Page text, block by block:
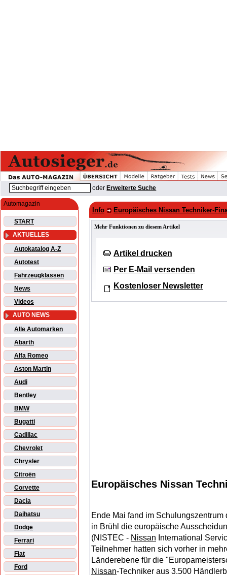
oder Erweiterte Suche
Automagazin
START
AKTUELLES
Autokatalog A-Z
Autotest
Fahrzeugklassen
News
Videos
AUTO NEWS
Alle Automarken
Abarth
Alfa Romeo
Aston Martin
Audi
Bentley
BMW
Bugatti
Cadillac
Chevrolet
Chrysler
Citroën
Corvette
Dacia
Daihatsu
Dodge
Ferrari
Fiat
Ford
Info Europäisches Nissan Techniker-
Mehr Funktionen zu diesem Artikel
Artikel drucken
Per E-Mail versenden
Kostenloser Newsletter
Europäisches Nissan
Ende Mai fand im Schulungszentrum
in Brühl die europäische
(NISTEC - Nissan International
Teilnehmer hatten sich vorher in
Länderebene für die
Nissan-Techniker aus 3.500